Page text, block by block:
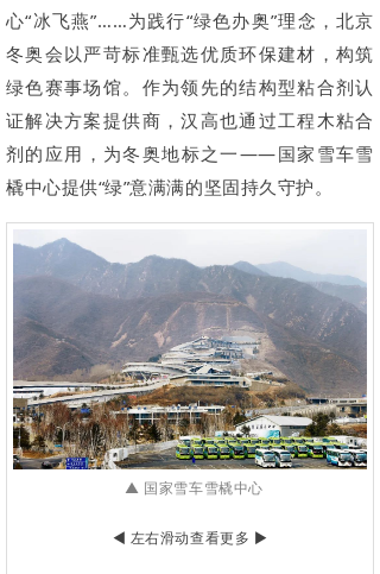
心“冰飞燕”……为践行“绿色办奥”理念，北京
冬奥会以严苛标准甄选优质环保建材，构筑
绿色赛事场馆。作为领先的结构型粘合剂认
证解决方案提供商，汉高也通过工程木粘合
剂的应用，为冬奥地标之一——国家雪车雪
橇中心提供“绿”意满满的坚固持久守护。
▲ 国家雪车雪橇中心
◀ 左右滑动查看更多 ▶